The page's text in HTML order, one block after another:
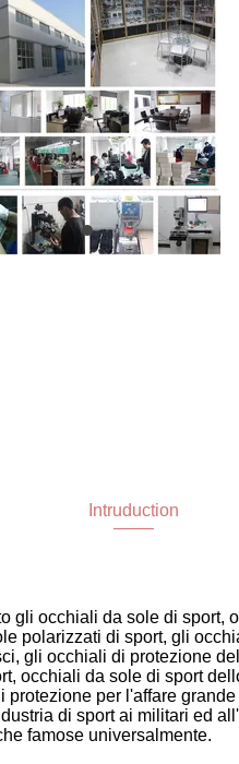
1
Intruduction
gli occhiali da sole di sport,
polarizzati di sport, gli
gli occhiali di protezione
occhiali da sole di sport
protezione per l'affare
di sport ai militari ed
famose universalmente.